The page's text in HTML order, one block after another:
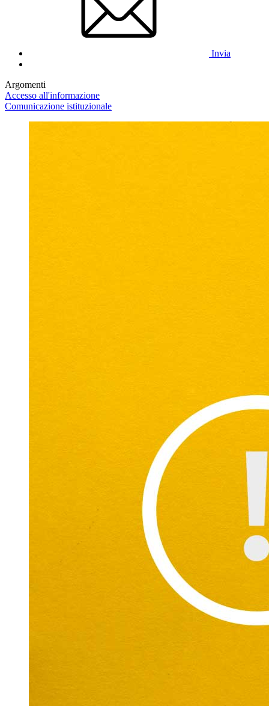
Invia
Argomenti
Accesso all'informazione
Comunicazione istituzionale